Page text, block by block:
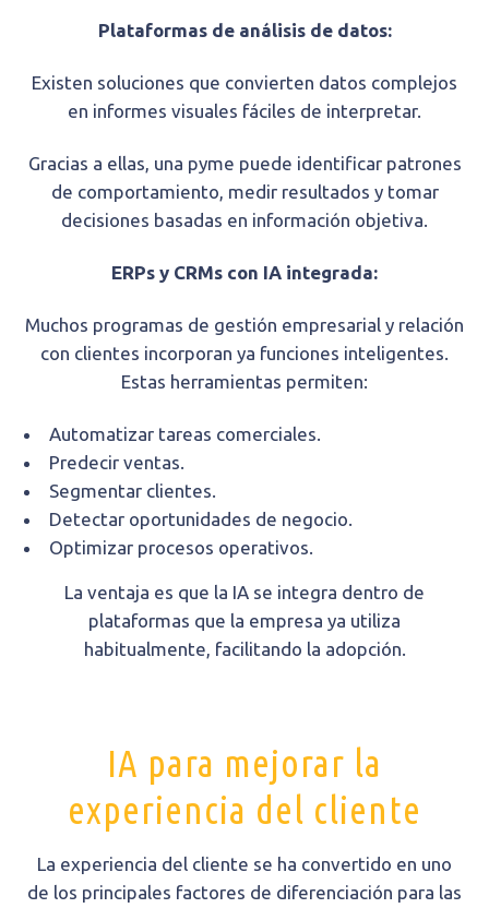
Plataformas de análisis de datos:
Existen soluciones que convierten datos complejos
en informes visuales fáciles de interpretar.
Gracias a ellas, una pyme puede identificar patrones
de comportamiento, medir resultados y tomar
decisiones basadas en información objetiva.
ERPs y CRMs con IA integrada:
Muchos programas de gestión empresarial y relación
con clientes incorporan ya funciones inteligentes.
Estas herramientas permiten:
Automatizar tareas comerciales.
Predecir ventas.
Segmentar clientes.
Detectar oportunidades de negocio.
Optimizar procesos operativos.
La ventaja es que la IA se integra dentro de
plataformas que la empresa ya utiliza
habitualmente, facilitando la adopción.
IA para mejorar la
experiencia del cliente
La experiencia del cliente se ha convertido en uno
de los principales factores de diferenciación para las